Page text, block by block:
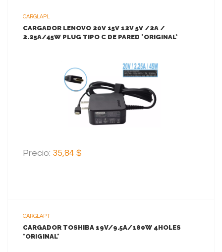
CARGLAPL
CARGADOR LENOVO 20V 15V 12V 5V /2A /
2.25A/45W PLUG TIPO C DE PARED *ORIGINAL*
VER MAS
AGREGAR AL CARRITO
Precio: 35,84 $
CARGLAPT
CARGADOR TOSHIBA 19V/9.5A/180W 4HOLES
*ORIGINAL*